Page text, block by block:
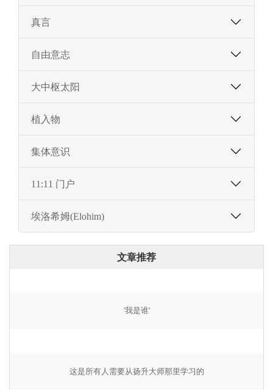
真言
自由意志
大中枢太阳
植入物
集体意识
11:11 门户
埃洛希姆(Elohim)
文章推荐
'我是谁'
这是所有人需要从扬升大师那里学习的